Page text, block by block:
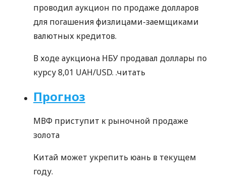
проводил аукцион по продаже долларов
для погашения физлицами-заемщиками
валютных кредитов.
В ходе аукциона НБУ продавал доллары по
курсу 8,01 UAH/USD. .читать
Прогноз
МВФ приступит к рыночной продаже
золота
Китай может укрепить юань в текущем
году.